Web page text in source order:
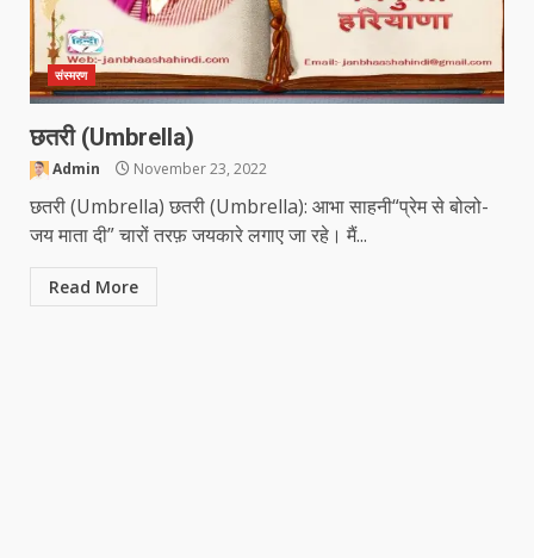
संस्मरण
छतरी (Umbrella)
Admin November 23, 2022
छतरी (Umbrella) छतरी (Umbrella): आभा साहनी“प्रेम से बोलो-
जय माता दी” चारों तरफ़ जयकारे लगाए जा रहे। मैं...
Read More